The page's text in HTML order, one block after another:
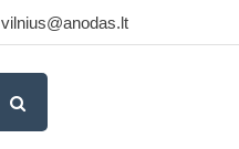
vilnius@anodas.lt